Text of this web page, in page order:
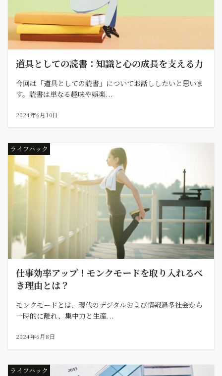
道具としての読書：知識と心の成長を支える力
今回は「道具としての読書」についてお話ししたいと思いま
す。読書は単なる趣味や娯楽...
2024年6月10日
ライフハック
仕事効率アップ！モンクモードを取り入れるべ
き理由とは？
モンクモードとは、現代のデジタルおよび情報過多社会から
一時的に離れ、集中力と生産...
2024年6月8日
ライフハック